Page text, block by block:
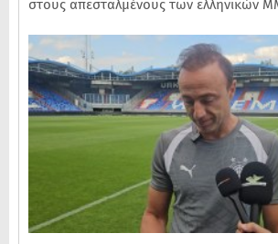
στους απεσταλμένους των ελληνικών